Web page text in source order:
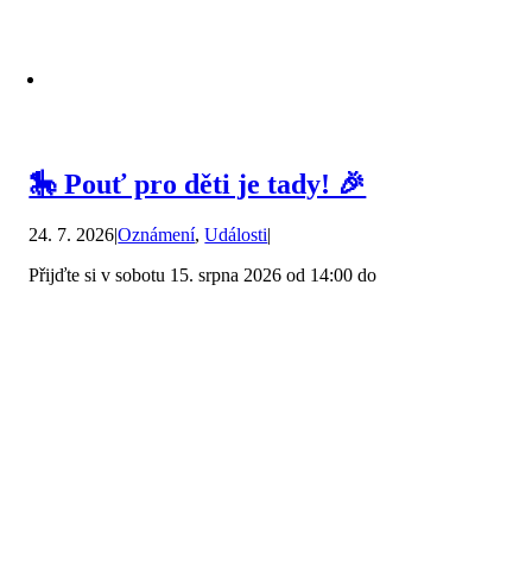
🎠 Pouť pro děti je tady! 🎉
24. 7. 2026|Oznámení,Události|
Přijďte si v sobotu 15. srpna 2026 od 14:00 do